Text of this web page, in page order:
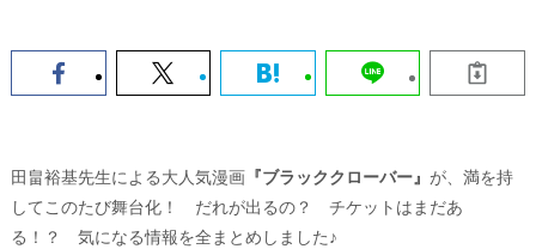
田畠裕基先生による大人気漫画『ブラッククローバー』 が、満を持
してこのたび舞台化！ だれが出るの？ チケットはまだあ
る！？ 気になる情報を全まとめしました♪